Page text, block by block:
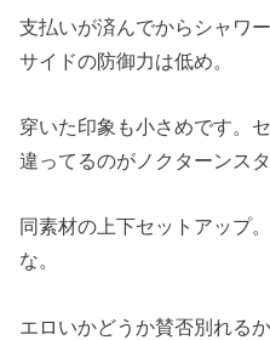
支払いが済んでからシャワ
サイドの防御力は低め。
穿いた印象も小さめです。
違ってるのがノクターンスタ
同素材の上下セットアップ
な。
エロいかどうか賛否別れる